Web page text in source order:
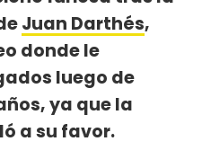
Juan Darthés,
donde le
luego de
ya que la
a su favor.